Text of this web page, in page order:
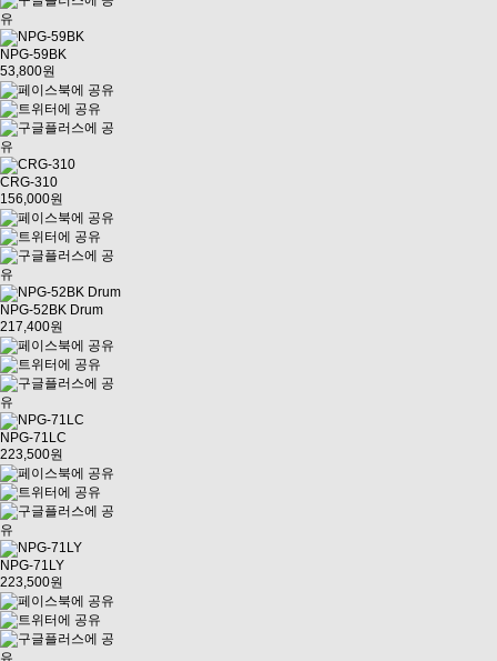
NPG-59BK
53,800원
CRG-310
156,000원
NPG-52BK Drum
217,400원
NPG-71LC
223,500원
NPG-71LY
223,500원